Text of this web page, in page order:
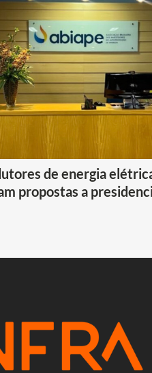
de energia
propostas a